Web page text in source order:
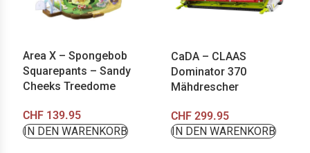
Area X – Spongebob
Squarepants – Sandy
Cheeks Treedome
CHF 139.95
IN DEN WARENKORB
CaDA – CLAAS
Dominator 370
Mähdrescher
CHF299.95
IN DEN WARENKORB